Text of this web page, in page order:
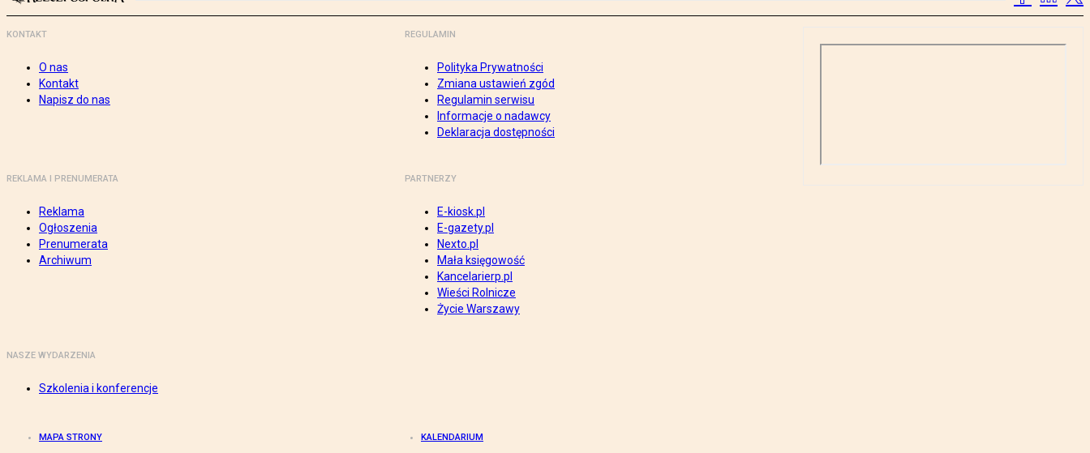
KONTAKT
O nas
Kontakt
Napisz do nas
REGULAMIN
Polityka Prywatności
Zmiana ustawień zgód
Regulamin serwisu
Informacje o nadawcy
Deklaracja dostępności
REKLAMA I PRENUMERATA
Reklama
Ogłoszenia
Prenumerata
Archiwum
PARTNERZY
E-kiosk.pl
E-gazety.pl
Nexto.pl
Mała księgowość
Kancelarierp.pl
Wieści Rolnicze
Życie Warszawy
NASZE WYDARZENIA
Szkolenia i konferencje
MAPA STRONY KALENDARIUM